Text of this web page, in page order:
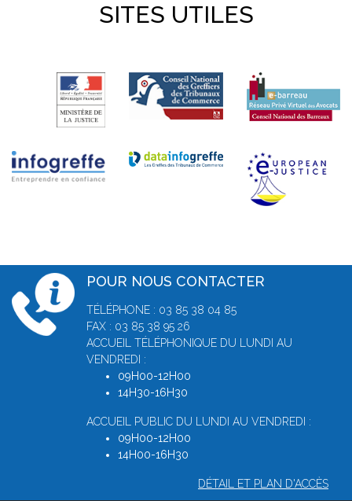
SITES UTILES
POUR NOUS CONTACTER
TÉLÉPHONE : 03 85 38 04 85
FAX : 03 85 38 95 26
ACCUEIL TÉLÉPHONIQUE DU LUNDI AU
VENDREDI :
09H00-12H00
14H30-16H30
ACCUEIL PUBLIC DU LUNDI AU VENDREDI :
09H00-12H00
14H00-16H30
DÉTAIL ET PLAN D'ACCÈS